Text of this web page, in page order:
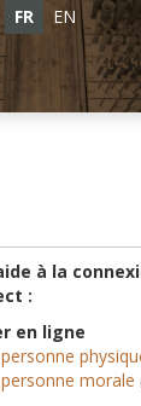
FR EN
à la
:
en ligne
personne
personne morale